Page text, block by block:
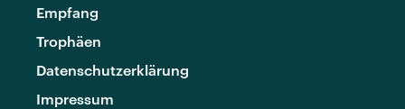
Empfang
Trophäen
Datenschutzerklärung
Impressum